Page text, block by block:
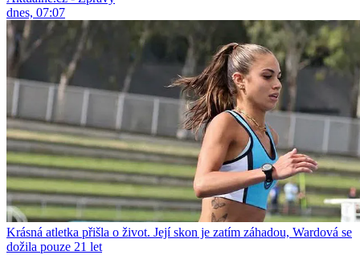
dnes, 07:07
Krásná atletka přišla o život. Její skon je zatím záhadou, Wardová se
dožila pouze 21 let